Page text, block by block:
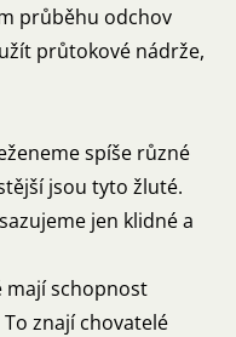
průběhu odchov
průtokové nádrže,
spíše různé
jsou tyto žluté.
jen klidné a
mají schopnost
znají chovatelé